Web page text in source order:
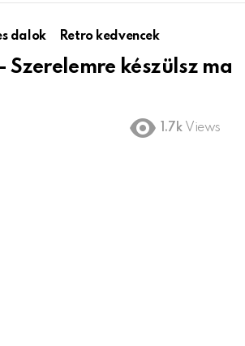
dalok Retro kedvencek
Szerelemre készülsz ma
1.7k Views